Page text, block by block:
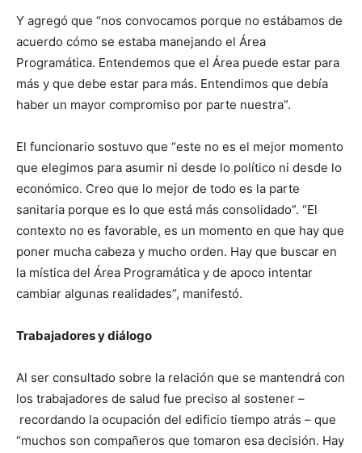
Y agregó que “nos convocamos porque no estábamos de
acuerdo cómo se estaba manejando el Área
Programática. Entendemos que el Área puede estar para
más y que debe estar para más. Entendimos que debía
haber un mayor compromiso por parte nuestra”.
El funcionario sostuvo que “este no es el mejor momento
que elegimos para asumir ni desde lo político ni desde lo
económico. Creo que lo mejor de todo es la parte
sanitaria porque es lo que está más consolidado”. “El
contexto no es favorable, es un momento en que hay que
poner mucha cabeza y mucho orden. Hay que buscar en
la mística del Área Programática y de apoco intentar
cambiar algunas realidades”, manifestó.
Trabajadores y diálogo
Al ser consultado sobre la relación que se mantendrá con
los trabajadores de salud fue preciso al sostener –
recordando la ocupación del edificio tiempo atrás – que
“muchos son compañeros que tomaron esa decisión. Hay